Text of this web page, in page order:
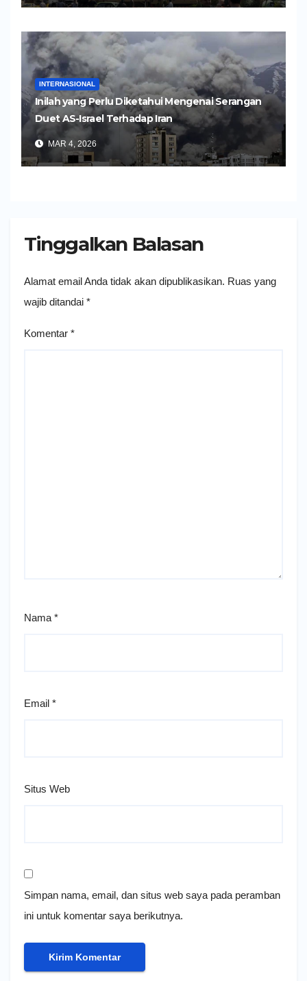
INTERNASIONAL
Inilah yang Perlu Diketahui Mengenai Serangan
Duet AS-Israel Terhadap Iran
MAR 4, 2026
Tinggalkan Balasan
Alamat email Anda tidak akan dipublikasikan. Ruas yang
wajib ditandai *
Komentar *
Nama *
Email *
Situs Web
Simpan nama, email, dan situs web saya pada peramban
ini untuk komentar saya berikutnya.